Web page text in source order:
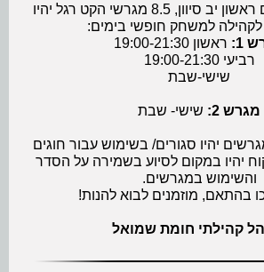
שימו לב החל מיום ראשון יב סיוון, 8.5 מגרשי הקט רגל יהיו
למשחק חופשי בימים:
1:
ראשון 19:00-21:30
רביעי 19:00-21:30
שישי-שבת
מגרש 2: שישי- שבת
יהיו סגורים/ בשימוש עבור חוגים
יהיו במקום לסיוע בשמירה על הסדר
והשימוש במגרשים.
בהתאם, מוזמנים לבוא להנות!
קהילתי חומת שמואל